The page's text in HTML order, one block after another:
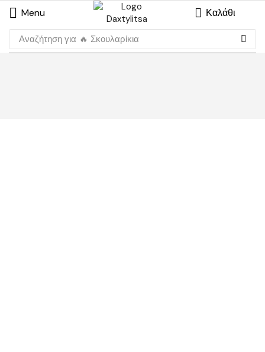
Menu Καλάθι
Αναζήτηση για 🔥 Σκουλαρίκια